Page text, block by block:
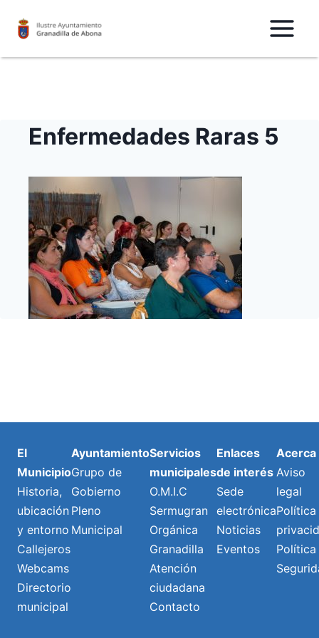
Enfermedades Raras 5
El
Municipio
Historia,
ubicación
y entorno
Callejeros
Webcams
Directorio
municipal
Ayuntamiento
Grupo de
Gobierno
Pleno
Municipal
Servicios
municipales
O.M.I.C
Sermugran
Orgánica
Granadilla
Atención
ciudadana
Contacto
Enlaces
de interés
Sede
electrónica
Noticias
Eventos
Acerca
Aviso
legal
Política
Política